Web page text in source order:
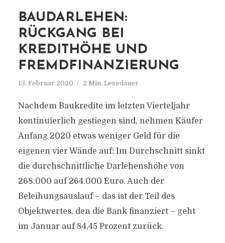
BAUDARLEHEN:
RÜCKGANG BEI
KREDITHÖHE UND
FREMDFINANZIERUNG
13. Februar 2020 2 Min. Lesedauer
Nachdem Baukredite im letzten Vierteljahr
kontinuierlich gestiegen sind, nehmen Käufer
Anfang 2020 etwas weniger Geld für die
eigenen vier Wände auf: Im Durchschnitt sinkt
die durchschnittliche Darlehenshöhe von
268.000 auf 264.000 Euro. Auch der
Beleihungsauslauf – das ist der Teil des
Objektwertes, den die Bank finanziert – geht
im Januar auf 84,45 Prozent zurück.